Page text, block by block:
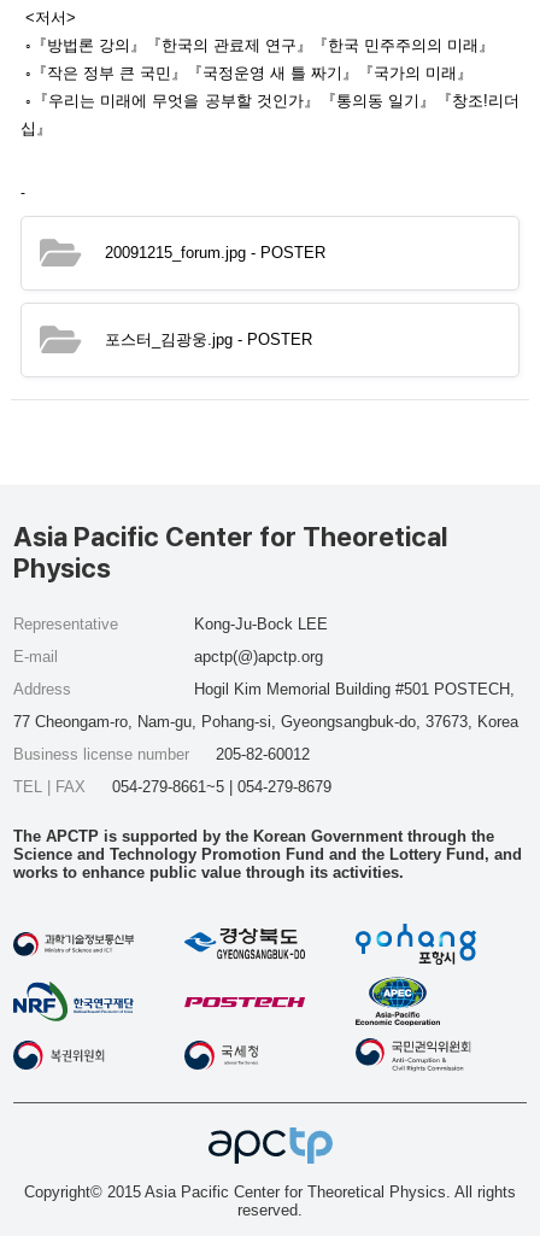
<저서>
◦『방법론 강의』『한국의 관료제 연구』『한국 민주주의의 미래』
◦『작은 정부 큰 국민』『국정운영 새 틀 짜기』『국가의 미래』
◦『우리는 미래에 무엇을 공부할 것인가』『통의동 일기』『창조!리더
십』
-
20091215_forum.jpg- POSTER
포스터_김광웅.jpg- POSTER
Asia Pacific Center for Theoretical
Physics
Representative
Kong-Ju-Bock LEE
E-mail
apctp(@)apctp.org
Address
Hogil Kim Memorial Building #501 POSTECH,
77 Cheongam-ro, Nam-gu, Pohang-si, Gyeongsangbuk-do, 37673, Korea
Business license number
205-82-60012
TEL | FAX
054-279-8661~5 | 054-279-8679
The APCTP is supported by the Korean Government through the
Science and Technology Promotion Fund and the Lottery Fund, and
works to enhance public value through its activities.
Copyright© 2015 Asia Pacific Center for Theoretical Physics. All rights
reserved.